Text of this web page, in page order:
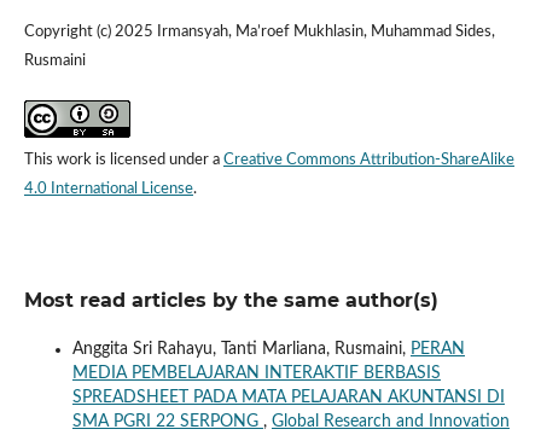
Copyright (c) 2025 Irmansyah, Ma’roef Mukhlasin, Muhammad Sides,
Rusmaini
This work is licensed under a Creative Commons Attribution-ShareAlike
4.0 International License.
Most read articles by the same author(s)
Anggita Sri Rahayu, Tanti Marliana, Rusmaini, PERAN
MEDIA PEMBELAJARAN INTERAKTIF BERBASIS
SPREADSHEET PADA MATA PELAJARAN AKUNTANSI DI
SMA PGRI 22 SERPONG , Global Research and Innovation